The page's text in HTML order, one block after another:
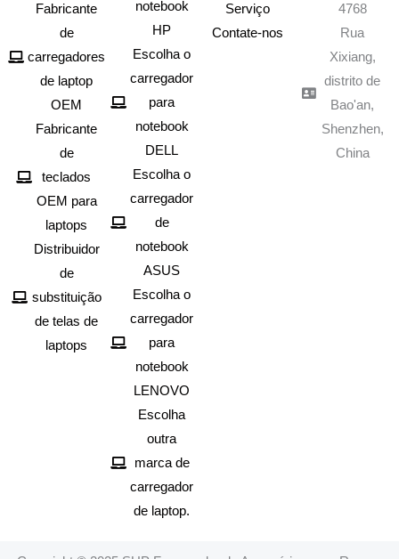
Fabricante
de
carregadores
de laptop
OEM
Fabricante
de
teclados
OEM para
laptops
Distribuidor
de
substituição
de telas de
laptops
notebook
HP
Escolha o
carregador
para
notebook
DELL
Escolha o
carregador
de
notebook
ASUS
Escolha o
carregador
para
notebook
LENOVO
Escolha
outra
marca de
carregador
de laptop.
Serviço
Contate-nos
4768
Rua
Xixiang,
distrito de
Bao'an,
Shenzhen,
China